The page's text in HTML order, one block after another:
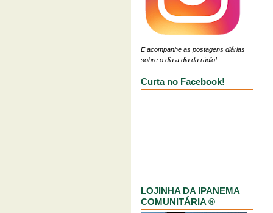
E acompanhe as postagens diárias
sobre o dia a dia da rádio!
Curta no Facebook!
LOJINHA DA IPANEMA
COMUNITÁRIA ®